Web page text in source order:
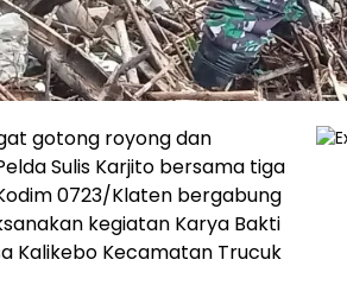
gotong royong dan
Sulis Karjito bersama tiga
0723/Klaten bergabung
kegiatan Karya Bakti
Kalikebo Kecamatan Trucuk